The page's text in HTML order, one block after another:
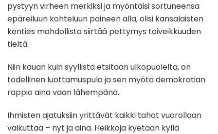
pystyyn virheen merkiksi ja myöntäisi sortuneensa
epäreiluun kohteluun paineen alla, olisi kansalaisten
kenties mahdollista siirtää pettymys toiveikkuuden
tieltä.
Niin kauan kuin syyllistä etsitään ulkopuolelta, on
todellinen luottamuspula ja sen myötä demokratian
rappio aina vaan lähempänä.
Ihmisten ajatuksiin yrittävät kaikki tahot vuorollaan
vaikuttaa – nyt ja aina. Heikkoja kyetään kyllä